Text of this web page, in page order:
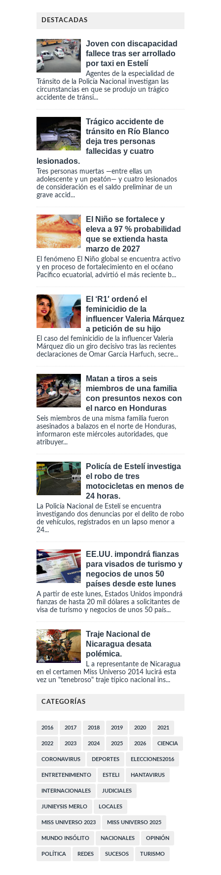
DESTACADAS
Joven con discapacidad
fallece tras ser arrollado
por taxi en Estelí
Agentes de la especialidad de
Tránsito de la Policía Nacional investigan las
circunstancias en que se produjo un trágico
accidente de tránsi...
Trágico accidente de
tránsito en Río Blanco
deja tres personas
fallecidas y cuatro
lesionados.
Tres personas muertas —entre ellas un
adolescente y un peatón— y cuatro lesionados
de consideración es el saldo preliminar de un
grave accid...
El Niño se fortalece y
eleva a 97 % probabilidad
que se extienda hasta
marzo de 2027
El fenómeno El Niño global se encuentra activo
y en proceso de fortalecimiento en el océano
Pacífico ecuatorial, advirtió el más reciente b...
El ‘R1′ ordenó el
feminicidio de la
influencer Valeria Márquez
a petición de su hijo
El caso del feminicidio de la influencer Valeria
Márquez dio un giro decisivo tras las recientes
declaraciones de Omar García Harfuch, secre...
Matan a tiros a seis
miembros de una familia
con presuntos nexos con
el narco en Honduras
Seis miembros de una misma familia fueron
asesinados a balazos en el norte de Honduras,
informaron este miércoles autoridades, que
atribuyer...
Policía de Estelí investiga
el robo de tres
motocicletas en menos de
24 horas.
La Policía Nacional de Estelí se encuentra
investigando dos denuncias por el delito de robo
de vehículos, registrados en un lapso menor a
24...
EE.UU. impondrá fianzas
para visados de turismo y
negocios de unos 50
países desde este lunes
A partir de este lunes, Estados Unidos impondrá
fianzas de hasta 20 mil dólares a solicitantes de
visa de turismo y negocios de unos 50 país...
Traje Nacional de
Nicaragua desata
polémica.
L a representante de Nicaragua
en el certamen Miss Universo 2014 lucirá esta
vez un "tenebroso" traje típico nacional ins...
CATEGORÍAS
2016 2017 2018 2019 2020 2021
2022 2023 2024 2025 2026 CIENCIA
CORONAVIRUS DEPORTES ELECCIONES2016
ENTRETENIMIENTO ESTELI HANTAVIRUS
INTERNACIONALES JUDICIALES
JUNIEYSIS MERLO LOCALES
MISS UNIVERSO 2023 MISS UNIVERSO 2025
MUNDO INSÓLITO NACIONALES OPINIÓN
POLÍTICA REDES SUCESOS TURISMO